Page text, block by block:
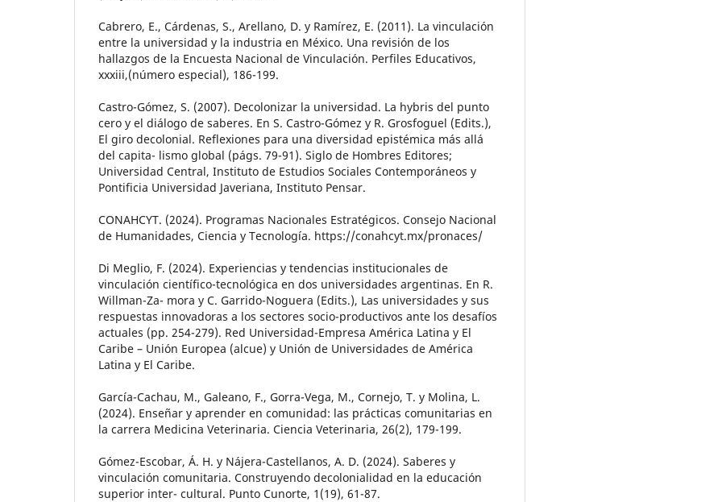
Cabrero, E., Cárdenas, S., Arellano, D. y Ramírez, E. (2011). La vinculación
entre la universidad y la industria en México. Una revisión de los
hallazgos de la Encuesta Nacional de Vinculación. Perfiles Educativos,
xxxiii,(número especial), 186-199.
Castro-Gómez, S. (2007). Decolonizar la universidad. La hybris del punto
cero y el diálogo de saberes. En S. Castro-Gómez y R. Grosfoguel (Edits.),
El giro decolonial. Reflexiones para una diversidad epistémica más allá
del capita- lismo global (págs. 79-91). Siglo de Hombres Editores;
Universidad Central, Instituto de Estudios Sociales Contemporáneos y
Pontificia Universidad Javeriana, Instituto Pensar.
CONAHCYT. (2024). Programas Nacionales Estratégicos. Consejo Nacional
de Humanidades, Ciencia y Tecnología. https://conahcyt.mx/pronaces/
Di Meglio, F. (2024). Experiencias y tendencias institucionales de
vinculación científico-tecnológica en dos universidades argentinas. En R.
Willman-Za- mora y C. Garrido-Noguera (Edits.), Las universidades y sus
respuestas innovadoras a los sectores socio-productivos ante los desafíos
actuales (pp. 254-279). Red Universidad-Empresa América Latina y El
Caribe – Unión Europea (alcue) y Unión de Universidades de América
Latina y El Caribe.
García-Cachau, M., Galeano, F., Gorra-Vega, M., Cornejo, T. y Molina, L.
(2024). Enseñar y aprender en comunidad: las prácticas comunitarias en
la carrera Medicina Veterinaria. Ciencia Veterinaria, 26(2), 179-199.
Gómez-Escobar, Á. H. y Nájera-Castellanos, A. D. (2024). Saberes y
vinculación comunitaria. Construyendo decolonialidad en la educación
superior inter- cultural. Punto Cunorte, 1(19), 61-87.